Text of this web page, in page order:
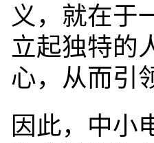
义，就在于
立起独特的
心，从而引
因此，中小